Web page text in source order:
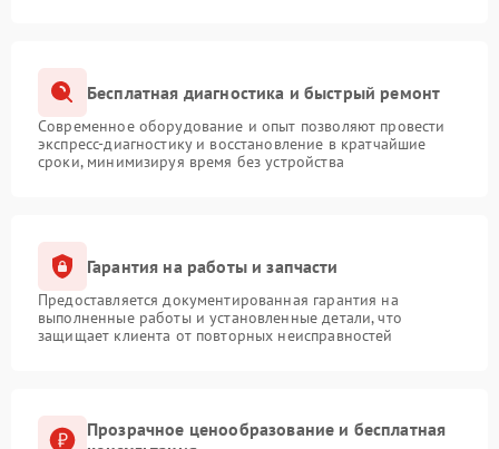
Бесплатная диагностика и быстрый ремонт
Современное оборудование и опыт позволяют провести
экспресс-диагностику и восстановление в кратчайшие
сроки, минимизируя время без устройства
Гарантия на работы и запчасти
Предоставляется документированная гарантия на
выполненные работы и установленные детали, что
защищает клиента от повторных неисправностей
Прозрачное ценообразование и бесплатная